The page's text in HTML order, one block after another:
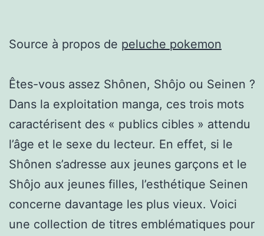
Source à propos de peluche pokemon
Êtes-vous assez Shônen, Shôjo ou Seinen ?
Dans la exploitation manga, ces trois mots
caractérisent des « publics cibles » attendu
l’âge et le sexe du lecteur. En effet, si le
Shônen s’adresse aux jeunes garçons et le
Shôjo aux jeunes filles, l’esthétique Seinen
concerne davantage les plus vieux. Voici
une collection de titres emblématiques pour